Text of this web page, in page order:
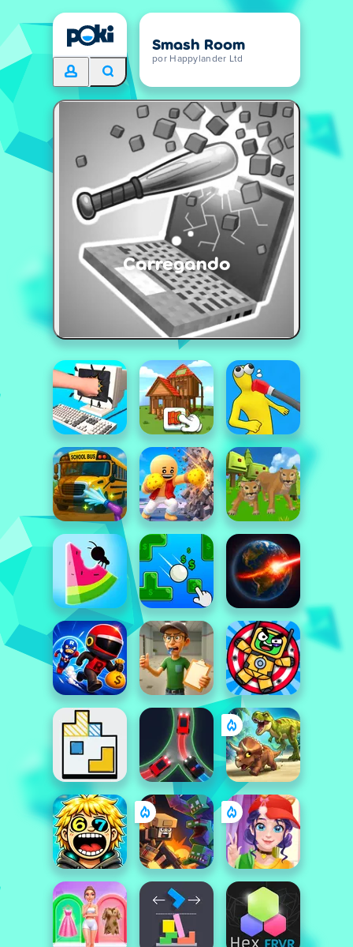
Smash Room
por Happylander Ltd
Carregando